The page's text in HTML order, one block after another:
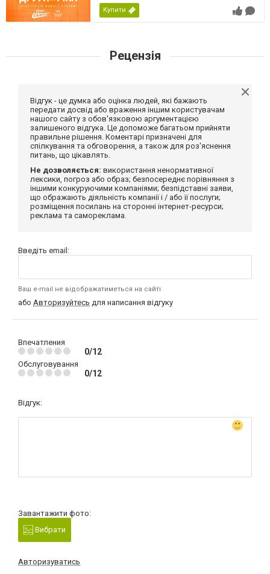
Купити
Рецензія
Відгук - це думка або оцінка людей, які бажають
передати досвід або враження іншим користувачам
нашого сайту з обов'язковою аргументацією
залишеного відгука. Це допоможе багатьом прийняти
правильне рішення. Коментарі призначені для
спілкування та обговорення, а також для роз'яснення
питань, що цікавлять.
Не дозволяється: використання ненормативної
лексики, погроз або образ; безпосереднє порівняння з
іншими конкуруючими компаніями; безпідставні заяви,
що ображають діяльність компанії і / або її послуги;
розміщення посилань на сторонні інтернет-ресурси;
реклама та самореклама.
Введіть email:
Ваш e-mail не відображатиметься на сайті
або Авторизуйтесь для написання відгуку
Впечатления
0/12
Обслуговування
0/12
Відгук:
Завантажити фото:
Вибрати
Авторизуватись